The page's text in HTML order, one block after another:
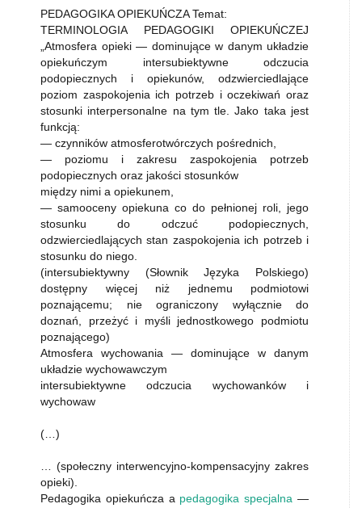
PEDAGOGIKA OPIEKUŃCZA Temat:
TERMINOLOGIA PEDAGOGIKI OPIEKUŃCZEJ
„Atmosfera opieki — dominujące w danym układzie
opiekuńczym intersubiektywne odczucia
podopiecznych i opiekunów, odzwierciedlające
poziom zaspokojenia ich potrzeb i oczekiwań oraz
stosunki interpersonalne na tym tle. Jako taka jest
funkcją:
— czynników atmosferotwórczych pośrednich,
— poziomu i zakresu zaspokojenia potrzeb
podopiecznych oraz jakości stosunków
między nimi a opiekunem,
— samooceny opiekuna co do pełnionej roli, jego
stosunku do odczuć podopiecznych,
odzwierciedlających stan zaspokojenia ich potrzeb i
stosunku do niego.
(intersubiektywny (Słownik Języka Polskiego)
dostępny więcej niż jednemu podmiotowi
poznającemu; nie ograniczony wyłącznie do
doznań, przeżyć i myśli jednostkowego podmiotu
poznającego)
Atmosfera wychowania — dominujące w danym
układzie wychowawczym
intersubiektywne odczucia wychowanków i
wychowaw
(…)
… (społeczny interwencyjno-kompensacyjny zakres
opieki).
Pedagogika opiekuńcza a pedagogika specjalna —